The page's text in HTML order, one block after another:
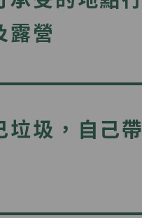
露營
垃圾，自己帶